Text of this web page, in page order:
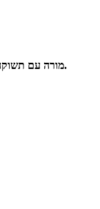
מורה עם תשוקה ללמידה – מעביר את הידע בדרך קלילה וברורה.